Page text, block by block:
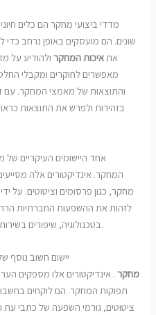
מדדי ביצועי מחקר הם כלים
שונים. הם מועסקים באופן נרחב
אתאיכות המחקרולהודיע ​​על
מאפשרים לחוקרים ומקבלי
והתוצאות של מאמצי המחקר. עם
בזהירות ולפרש את התוצאות
אחד היישומים העיקריים
המחקר. אינדיקטורים אלה
מחקר, כגון פרסומים וציטוטים. על
לזהות את ההשפעות החברתיות
בטכנולוגיה, שיפורים בשירותי בריאות או התקדמות בפיתוח מדיניות.
יישום חשוב נוסף
מחקר. אינדיקטורים אלו מספקים
תפוקות המחקר. הם לוקחים
ציטוטים, גורמי השפעה של כתבי עת